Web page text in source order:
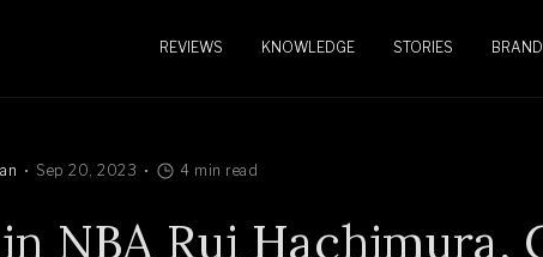
REVIEWS KNOWLEDGE STORIES
Sep 20, 2023 4 min read
NBA Rui Hachimura,